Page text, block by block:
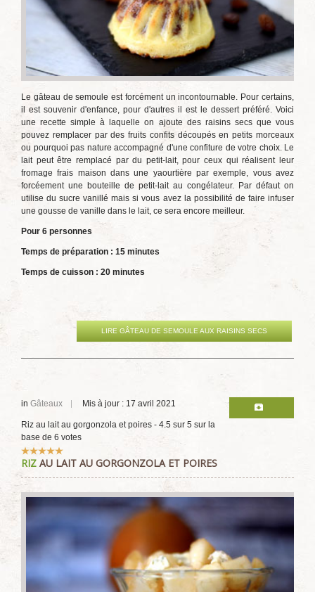
Le gâteau de semoule est forcément un incontournable. Pour certains,
il est souvenir d'enfance, pour d'autres il est le dessert préféré. Voici
une recette simple à laquelle on ajoute des raisins secs que vous
pouvez remplacer par des fruits confits découpés en petits morceaux
ou pourquoi pas nature accompagné d'une confiture de votre choix. Le
lait peut être remplacé par du petit-lait, pour ceux qui réalisent leur
fromage frais maison dans une yaourtière par exemple, vous avez
forcéement une bouteille de petit-lait au congélateur. Par défaut on
utilise du sucre vanillé mais si vous avez la possibilité de faire infuser
une gousse de vanille dans le lait, ce sera encore meilleur.
Pour 6 personnes
Temps de préparation : 15 minutes
Temps de cuisson : 20 minutes
LIRE GÂTEAU DE SEMOULE AUX RAISINS SECS
in Gâteaux Mis à jour : 17 avril 2021
Riz au lait au gorgonzola et poires - 4.5 sur 5 sur la
base de 6 votes
Vote
utilisateur:5/5
RIZ AU LAIT AU GORGONZOLA ET POIRES